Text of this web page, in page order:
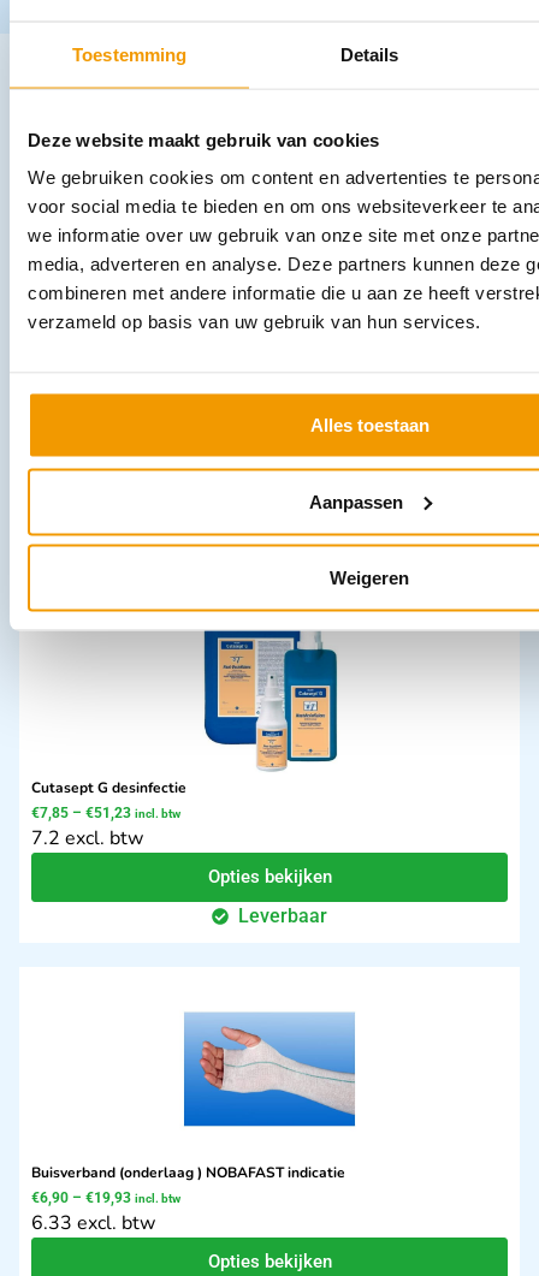
Toestemming Details
Deze website maakt gebruik van cookies
We gebruiken cookies om content en advertenties te
voor social media te bieden en om ons websiteverkeer te
we informatie over uw gebruik van onze site met onze
media, adverteren en analyse. Deze partners kunnen deze
combineren met andere informatie die u aan ze heeft
verzameld op basis van uw gebruik van hun services.
Alles toestaan
Aanpassen
Weigeren
Andere producten in deze
categorie:
10.08 excl. btw
Opties bekijken
Leverbaar
Cutasept G desinfectie
€7,85 – €51,23 incl. btw
7.2 excl. btw
Opties bekijken
Leverbaar
Buisverband (onderlaag ) NOBAFAST indicatie
€6,90 – €19,93 incl. btw
6.33 excl. btw
Opties bekijken